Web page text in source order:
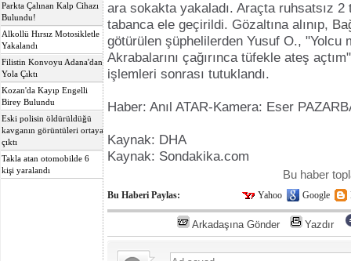
Parkta Çalınan Kalp Cihazı
Bulundu!
Alkollü Hırsız Motosikletle
Yakalandı
Filistin Konvoyu Adana'dan
Yola Çıktı
Kozan'da Kayıp Engelli
Birey Bulundu
Eski polisin öldürüldüğü
kavganın görüntüleri ortaya
çıktı
Takla atan otomobilde 6
kişi yaralandı
ara sokakta yakaladı. Araçta ruhsatsız 2
tabanca ele geçirildi. Gözaltına alınıp,
götürülen şüphelilerden Yusuf O., "Yolcu
Akrabalarını çağırınca tüfekle ateş
işlemleri sonrası tutuklandı.
Haber: Anıl ATAR-Kamera: Eser
Kaynak: DHA
Kaynak: Sondakika.com
Bu haber
Bu Haberi Paylas: Yahoo Google
Arkadaşına Gönder Yazdır